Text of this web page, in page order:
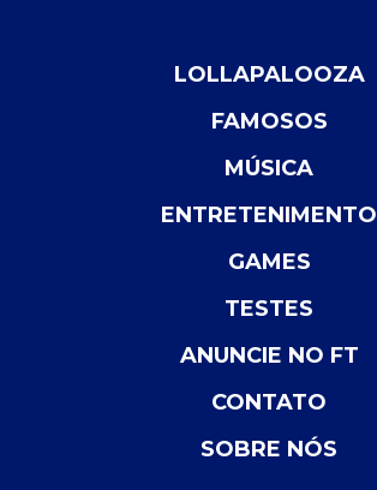
LOLLAPALOOZA
FAMOSOS
MÚSICA
ENTRETENIMENTO
GAMES
TESTES
ANUNCIE NO FT
CONTATO
SOBRE NÓS